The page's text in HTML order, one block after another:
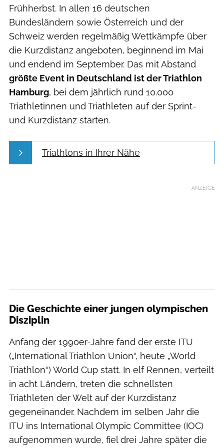
Frühherbst. In allen 16 deutschen
Bundesländern sowie Österreich und der
Schweiz werden regelmäßig Wettkämpfe über
die Kurzdistanz angeboten, beginnend im Mai
und endend im September. Das mit Abstand
größte Event in Deutschland ist der Triathlon
Hamburg, bei dem jährlich rund 10.000
Triathletinnen und Triathleten auf der Sprint-
und Kurzdistanz starten.
Triathlons in Ihrer Nähe
ANZEIGE
Die Geschichte einer jungen olympischen
Disziplin
Anfang der 1990er-Jahre fand der erste ITU
(„International Triathlon Union“, heute „World
Triathlon“) World Cup statt. In elf Rennen, verteilt
in acht Ländern, treten die schnellsten
Triathleten der Welt auf der Kurzdistanz
gegeneinander. Nachdem im selben Jahr die
ITU ins International Olympic Committee (IOC)
aufgenommen wurde, fiel drei Jahre später die